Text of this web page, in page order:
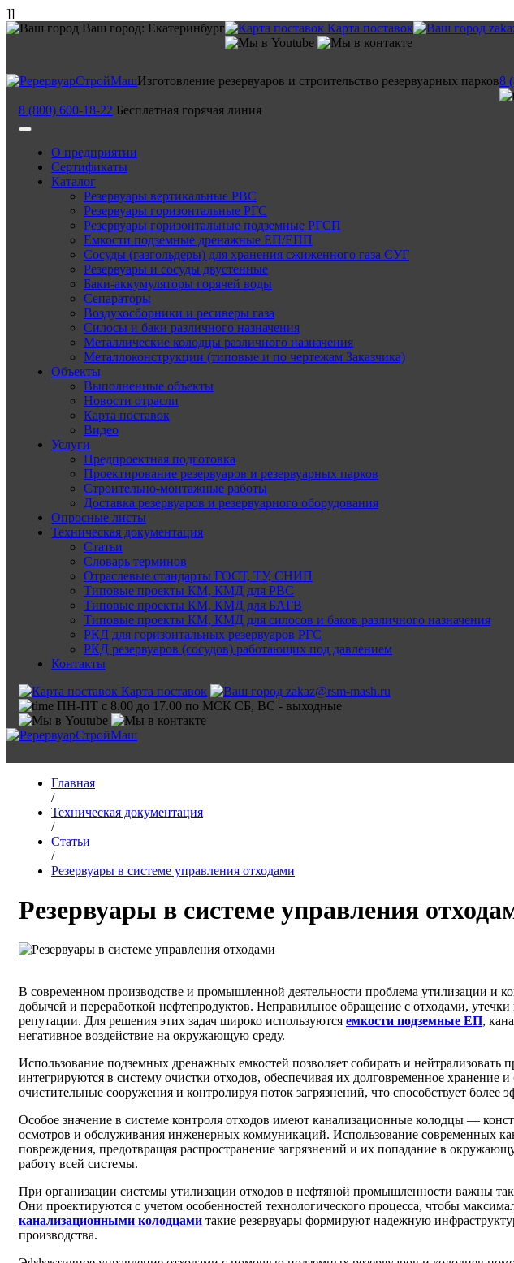
]]
Ваш город: Екатеринбург Карта поставок
Изготовление резервуаров и строительство резервуарных парков8
8 (800) 600-18-22 Бесплатная горячая линия
О предприятии
Сертификаты
Каталог
Резервуары вертикальные РВС
Резервуары горизонтальные РГС
Резервуары горизонтальные подземные РГСП
Емкости подземные дренажные ЕП/ЕПП
Сосуды (газгольдеры) для хранения сжиженного газа СУГ
Резервуары и сосуды двустенные
Баки-аккумуляторы горячей воды
Сепараторы
Воздухосборники и ресиверы газа
Силосы и баки различного назначения
Металлические колодцы различного назначения
Металлоконструкции (типовые и по чертежам Заказчика)
Объекты
Выполненные объекты
Новости отрасли
Карта поставок
Видео
Услуги
Предпроектная подготовка
Проектирование резервуаров и резервуарных парков
Строительно-монтажные работы
Доставка резервуаров и резервуарного оборудования
Опросные листы
Техническая документация
Статьи
Словарь терминов
Отраслевые стандарты ГОСТ, ТУ, СНИП
Типовые проекты КМ, КМД для РВС
Типовые проекты КМ, КМД для БАГВ
Типовые проекты КМ, КМД для силосов и баков различного назначения
РКД для горизонтальных резервуаров РГС
РКД резервуаров (сосудов) работающих под давлением
Контакты
Карта поставок
zakaz@rsm-mash.ru
ПН-ПТ с 8.00 до 17.00 по МСК СБ, ВС - выходные
Главная
/
Техническая документация
/
Статьи
/
Резервуары в системе управления отходами
Резервуары в системе управления
В современном производстве и промышленной деятельности проблема утилизации и
добычей и переработкой нефтепродуктов. Неправильное обращение с отходами,
репутации. Для решения этих задач широко используются емкости подземные ЕП,
негативное воздействие на окружающую среду.
Использование подземных дренажных емкостей позволяет собирать и
интегрируются в систему очистки отходов, обеспечивая их долговременное
очистительные сооружения и контролируя поток загрязнений, что способствует более
Особое значение в системе контроля отходов имеют канализационные колодцы —
осмотров и обслуживания инженерных коммуникаций. Использование современных
повреждения, предотвращая распространение загрязнений и их попадание в
работу всей системы.
При организации системы утилизации отходов в нефтяной промышленности важны
Они проектируются с учетом особенностей технологического процесса, чтобы
канализационными колодцами такие резервуары формируют надежную
производства.